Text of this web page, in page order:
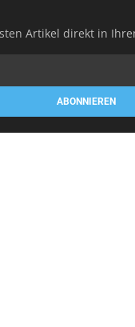
Artikel direkt in
ABONNIEREN